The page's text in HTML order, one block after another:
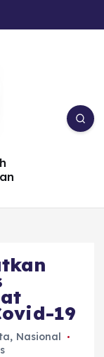
19
, Nasional